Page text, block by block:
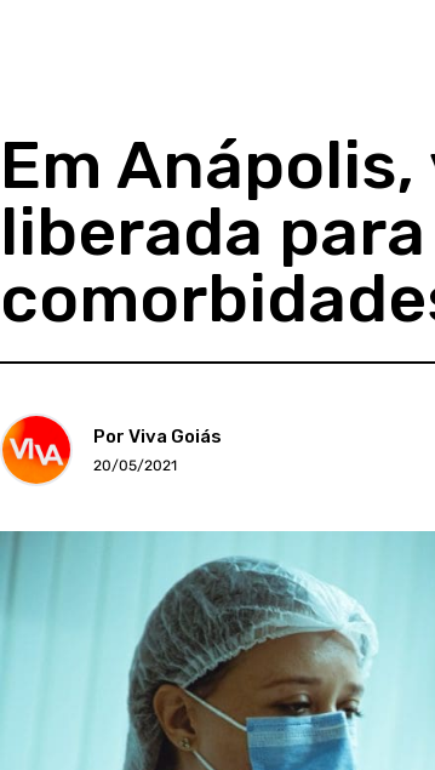
Em
liberada
Por Viva Goiás
20/05/2021